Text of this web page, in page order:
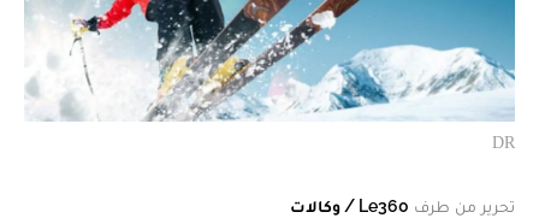
DR
تحرير من طرف Le360 / وكالات